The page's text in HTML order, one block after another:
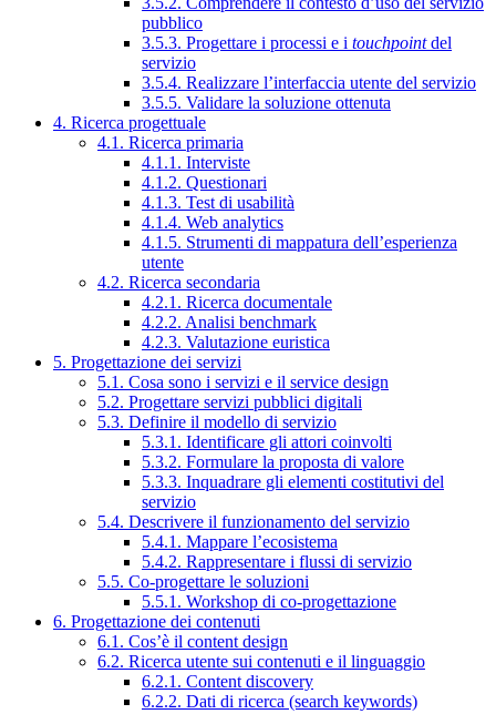
pubblico
3.5.3. Progettare i processi e i touchpointdel
servizio
3.5.4. Realizzare l’interfaccia utente del servizio
3.5.5. Validare la soluzione ottenuta
4. Ricerca progettuale
4.1. Ricerca primaria
4.1.1. Interviste
4.1.2. Questionari
4.1.3. Test di usabilità
4.1.4. Web analytics
4.1.5. Strumenti di mappatura dell’esperienza
utente
4.2. Ricerca secondaria
4.2.1. Ricerca documentale
4.2.2. Analisi benchmark
4.2.3. Valutazione euristica
5. Progettazione dei servizi
5.1. Cosa sono i servizi e il service design
5.2. Progettare servizi pubblici digitali
5.3. Definire il modello di servizio
5.3.1. Identificare gli attori coinvolti
5.3.2. Formulare la proposta di valore
5.3.3. Inquadrare gli elementi costitutivi del
servizio
5.4. Descrivere il funzionamento del servizio
5.4.1. Mappare l’ecosistema
5.4.2. Rappresentare i flussi di servizio
5.5. Co-progettare le soluzioni
5.5.1. Workshop di co-progettazione
6. Progettazione dei contenuti
6.1. Cos’è il content design
6.2. Ricerca utente sui contenuti e il linguaggio
6.2.1. Content discovery
6.2.2. Dati di ricerca (search keywords)